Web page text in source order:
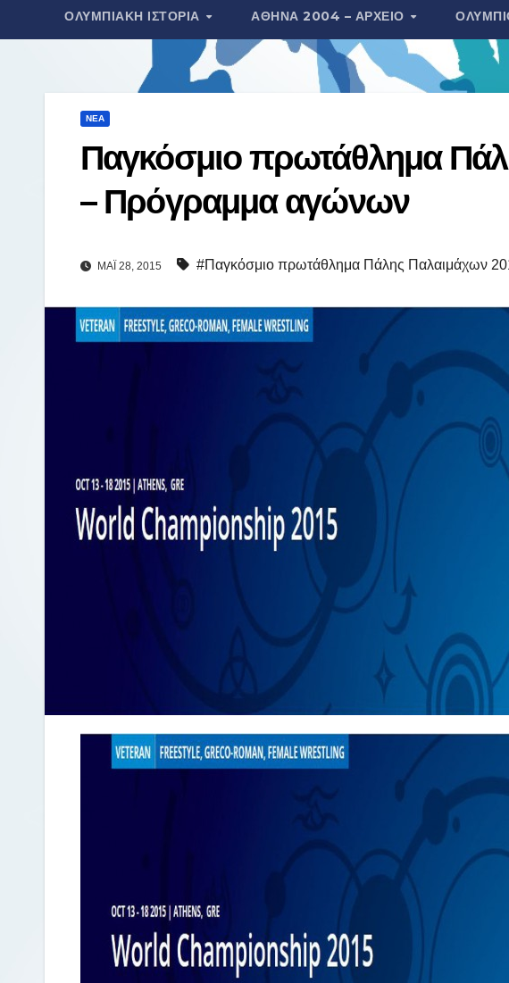
ΟΛΥΜΠΙΑΚΉ ΙΣΤΟΡΊΑ ΑΘΉΝΑ 2004 – ΑΡΧΕΊΟ
ΝΈΑ
Παγκόσμιο πρωτάθλημα
– Πρόγραμμα αγώνων
ΜΆΙ 28, 2015 #Παγκόσμιο πρωτάθλημα Πάλης Παλαιμάχων